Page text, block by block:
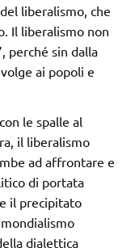
liberalismo, che
Il liberalismo non
perché sin dalla
ai popoli e
le spalle al
il liberalismo
ad affrontare e
di portata
il precipitato
dialettica